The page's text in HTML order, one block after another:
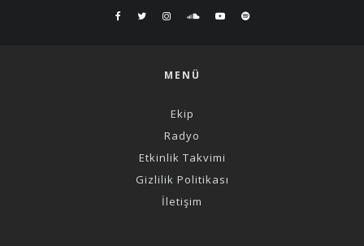
MENÜ
Ekip
Radyo
Etkinlik Takvimi
Gizlilik Politikası
İletişim